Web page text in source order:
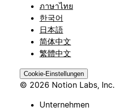
ภาษาไทย
한국어
日本語
简体中文
繁體中文
Cookie-Einstellungen
© 2026 Notion Labs, Inc.
Unternehmen